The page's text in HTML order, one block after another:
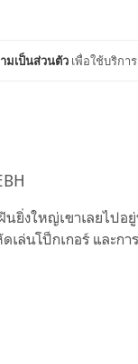
มเป็นส่วนตัว เพื่อใช้บริกา
ยิ่งใหญ่เขาเลยไปอ
ดเล่นโป็กเกอร์ และ